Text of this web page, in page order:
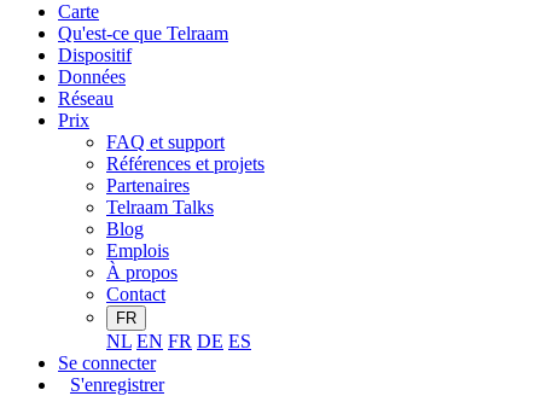
Carte
Qu'est-ce que Telraam
Dispositif
Données
Réseau
Prix
FAQ et support
Références et projets
Partenaires
Telraam Talks
Blog
Emplois
À propos
Contact
FR
NL EN FR DE ES
Se connecter
S'enregistrer